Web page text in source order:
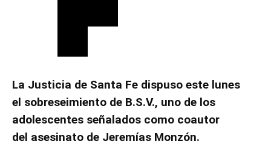
La Justicia de Santa Fe dispuso este lunes
el sobreseimiento de B.S.V., uno de los
adolescentes señalados como coautor
del asesinato de Jeremías Monzón.